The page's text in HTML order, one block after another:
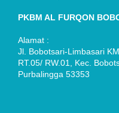
PKBM AL FURQON
Alamat :
Jl. Bobotsari-Limbasari
RT.05/ RW.01, Kec.
Purbalingga 53353